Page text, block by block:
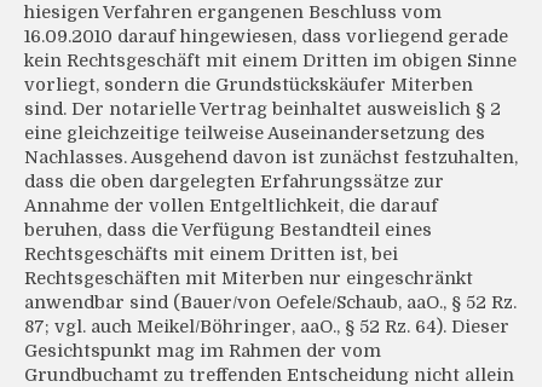
hiesigen Verfahren ergangenen Beschluss vom
16.09.2010 darauf hingewiesen, dass vorliegend gerade
kein Rechtsgeschäft mit einem Dritten im obigen Sinne
vorliegt, sondern die Grundstückskäufer Miterben
sind. Der notarielle Vertrag beinhaltet ausweislich § 2
eine gleichzeitige teilweise Auseinandersetzung des
Nachlasses. Ausgehend davon ist zunächst festzuhalten,
dass die oben dargelegten Erfahrungssätze zur
Annahme der vollen Entgeltlichkeit, die darauf
beruhen, dass die Verfügung Bestandteil eines
Rechtsgeschäfts mit einem Dritten ist, bei
Rechtsgeschäften mit Miterben nur eingeschränkt
anwendbar sind (Bauer/von Oefele/Schaub, aaO., § 52 Rz.
87; vgl. auch Meikel/Böhringer, aaO., § 52 Rz. 64). Dieser
Gesichtspunkt mag im Rahmen der vom
Grundbuchamt zu treffenden Entscheidung nicht allein